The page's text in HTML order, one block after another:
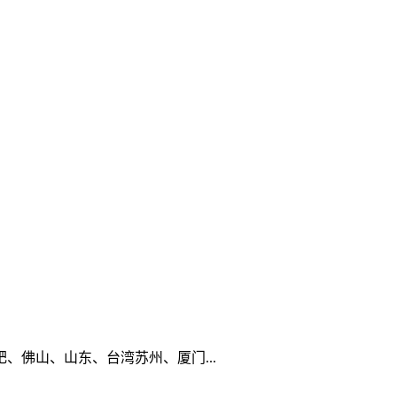
佛山、山东、台湾苏州、厦门...